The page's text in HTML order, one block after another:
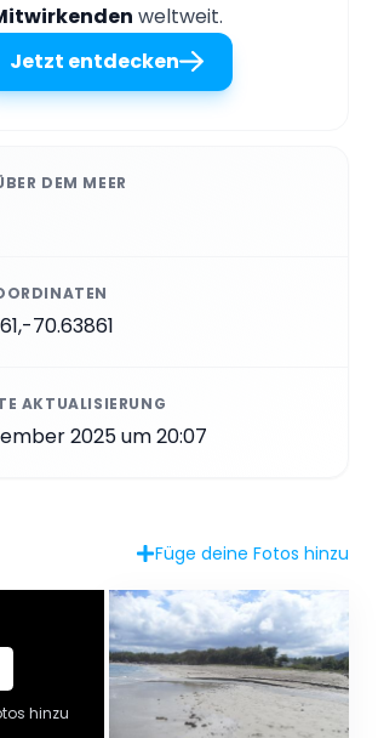
weltweit.
Jetzt entdecken
DEM MEER
70.63861
AKTUALISIERUNG
2025 um 20:07
Füge deine Fotos hinzu
hinzu